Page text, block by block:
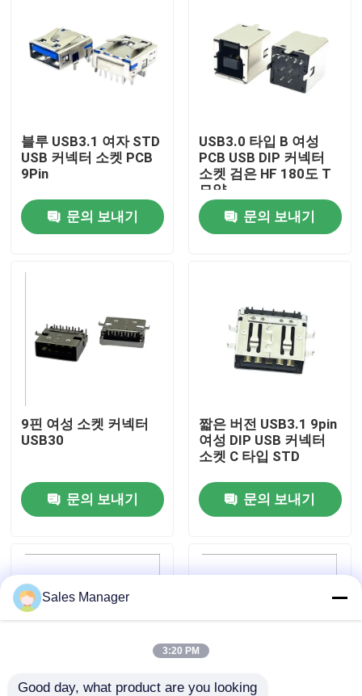
집
우리에 대하여
품질 관리
연락주세요
딥 USB 커넥터
USB 유형 C 커넥터
블루 USB3.1 여자 STD
USB 커넥터 소켓 PCB
9Pin
문의 보내기
USB3.0 타입 B 여성
PCB USB DIP 커넥터
소켓 검은 HF 180도 T
모양
문의 보내기
9핀 여성 소켓 커넥터
USB30
문의 보내기
짧은 버전 USB3.1 9pin
여성 DIP USB 커넥터
소켓 C 타입 STD
문의 보내기
Sales Manager
3:20 PM
Good day, what product are you looking